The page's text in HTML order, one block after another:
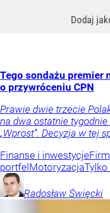
Dodaj
Tego sondażu premier
o przywróceniu CPN
Prawie dwie trzecie
na dwa ostatnie
„Wprost”. Decyzja w tej
Finanse i inwestycje
portfelMotoryzacjaTylko
Radosław Święcki